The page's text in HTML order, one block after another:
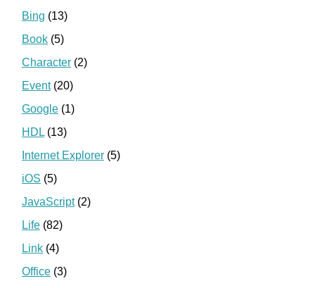
Bing (13)
Book (5)
Character (2)
Event(20)
Google (1)
HDL (13)
Internet Explorer (5)
iOS (5)
JavaScript(2)
Life (82)
Link (4)
Office (3)